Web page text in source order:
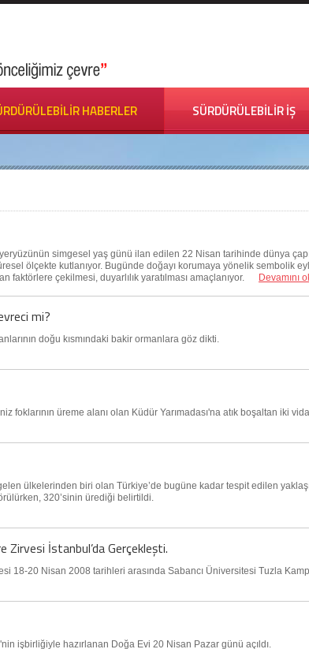
HABERLER SÜRDÜRÜLEBİLİR İŞ
yeryüzünün simgesel yaş günü ilan edilen 22 Nisan tarihinde dünya
ölçekte kutlanıyor. Bugünde doğayı korumaya yönelik sembolik
faktörlere çekilmesi, duyarlılık yaratılması amaçlanıyor.
Devamını
mi?
doğu kısmındaki bakir ormanlara göz dikti.
foklarının üreme alanı olan Küdür Yarımadası'na atık boşaltan iki
ülkelerinden biri olan Türkiye’de bugüne kadar tespit edilen
320’sinin ürediği belirtildi.
Zirvesi İstanbul’da Gerçekleşti.
18-20 Nisan 2008 tarihleri arasında Sabancı Üniversitesi Tuzla
işbirliğiyle hazırlanan Doğa Evi 20 Nisan Pazar günü açıldı.
yer halini alması